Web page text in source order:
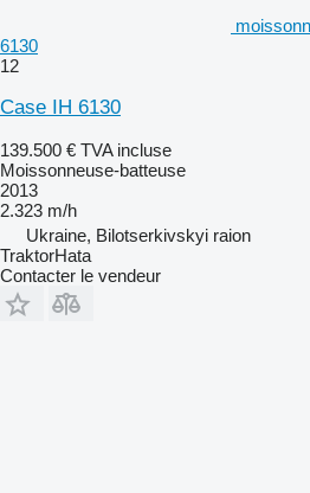
6130
12
Case IH 6130
139.500 € TVA incluse
Moissonneuse-batteuse
2013
2.323 m/h
Ukraine, Bilotserkivskyi raion
TraktorHata
Contacter le vendeur